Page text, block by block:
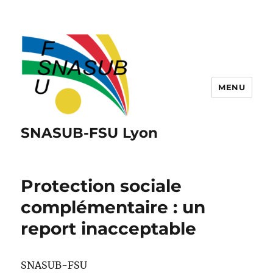
SNASUB-FSU Lyon
MENU
Protection sociale
complémentaire : un
report inacceptable
SNASUB-FSU